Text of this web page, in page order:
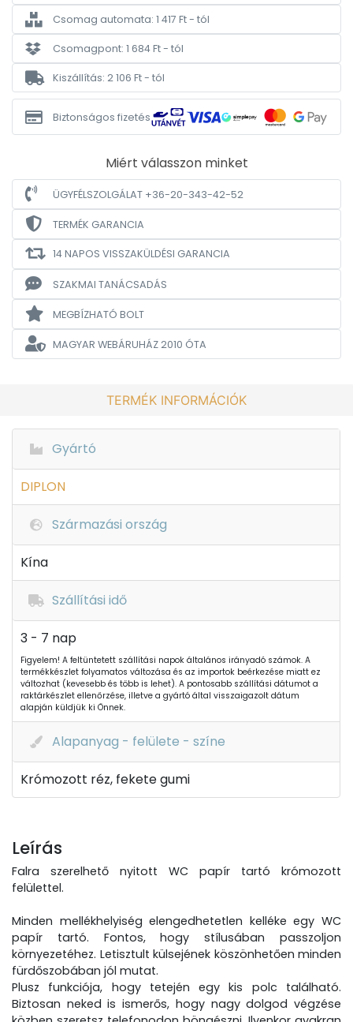
Csomag automata: 1 417 Ft - tól
Csomagpont: 1 684 Ft - tól
Kiszállítás: 2 106 Ft - tól
Biztonságos fizetés
Miért válasszon minket
ÜGYFÉLSZOLGÁLAT +36-20-343-42-52
TERMÉK GARANCIA
14 NAPOS VISSZAKÜLDÉSI GARANCIA
SZAKMAI TANÁCSADÁS
MEGBÍZHATÓ BOLT
MAGYAR WEBÁRUHÁZ2010 ÓTA
TERMÉK INFORMÁCIÓK
Gyártó
DIPLON
Származási ország
Kína
Szállítási idő
3 - 7 nap
Figyelem! A feltüntetett szállítási napok általános irányadó számok. A
termékkészlet folyamatos változása és az importok beérkezése miatt ez
változhat (kevesebb és több is lehet). A pontosabb szállítási dátumot a
raktárkészlet ellenőrzése, illetve a gyártó által visszaigazolt dátum
alapján küldjük ki Önnek.
Alapanyag - felülete - színe
Krómozott réz, fekete gumi
Leírás
Falra szerelhető nyitott WC papír tartó krómozott
felülettel.
Minden mellékhelyiség elengedhetetlen kelléke egy WC
papír tartó. Fontos, hogy stílusában passzoljon
környezetéhez. Letisztult külsejének köszönhetően minden
fürdőszobában jól mutat.
Plusz funkciója, hogy tetején egy kis polc található.
Biztosan neked is ismerős, hogy nagy dolgod végzése